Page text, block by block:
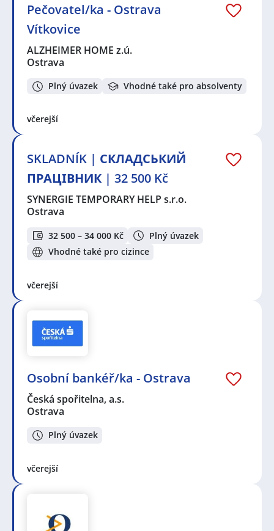
Pečovatel/ka - Ostrava
Vítkovice
ALZHEIMER HOME z.ú.
Ostrava
Plný úvazek Vhodné také pro absolventy
včerejší
SKLADNÍK | СКЛАДСЬКИЙ
ПРАЦІВНИК | 32 500 Kč
SYNERGIE TEMPORARY HELP s.r.o.
Ostrava
32 500 – 34 000 Kč
Plný úvazek
Vhodné také pro cizince
včerejší
Osobní bankéř/ka - Ostrava
Česká spořitelna, a.s.
Ostrava
Plný úvazek
včerejší